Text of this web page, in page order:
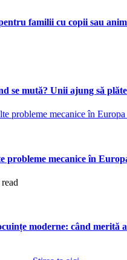
familii cu copii sau
se mută? Unii ajung să
probleme mecanice în
moderne: când merită